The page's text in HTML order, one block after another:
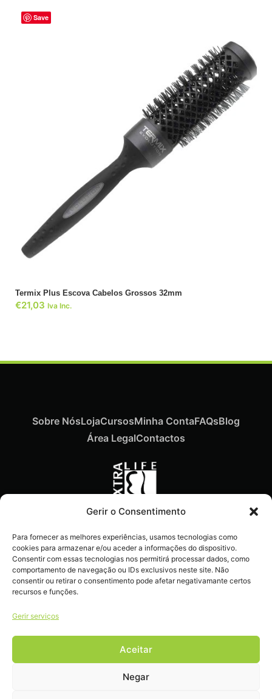
Gerir o Consentimento
Para fornecer as melhores experiências, usamos tecnologias como
cookies para armazenar e/ou aceder a informações do dispositivo.
Consentir com essas tecnologias nos permitirá processar dados, como
comportamento de navegação ou IDs exclusivos neste site. Não
consentir ou retirar o consentimento pode afetar negativamante certos
recursos e funções.
Gerir serviços
Aceitar
Negar
Save
Termix Plus Escova Cabelos Grossos 32mm
€21,03 Iva Inc.
novidades e dicas
imperdíveis diretamente no
teu e-mail.
Sobre NósLojaCursosMinha ContaFAQsBlog
Área LegalContactos
Livro de reclamações